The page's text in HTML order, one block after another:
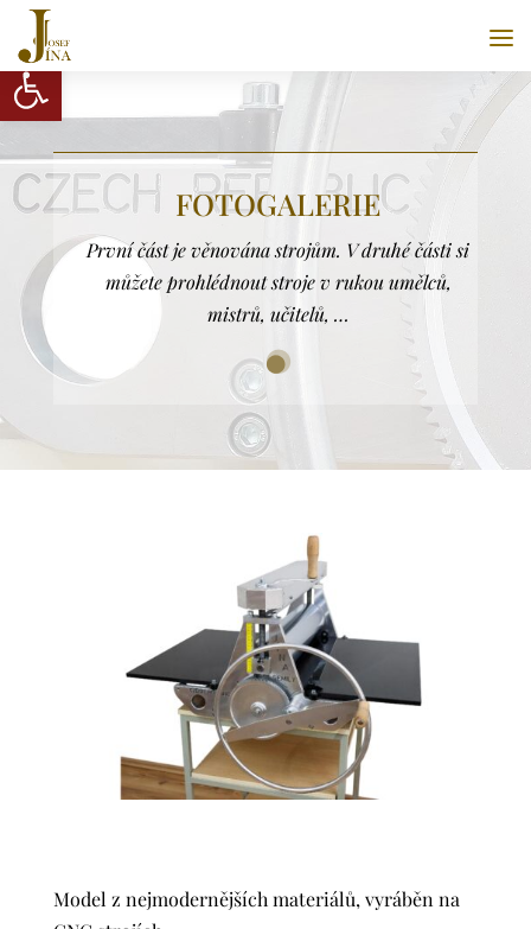
Open toolbar
FOTOGALERIE
První část je věnována strojům. V druhé části si
můžete prohlédnout stroje v rukou umělců,
mistrů, učitelů, …
Model z nejmodernějších materiálů, vyráběn na